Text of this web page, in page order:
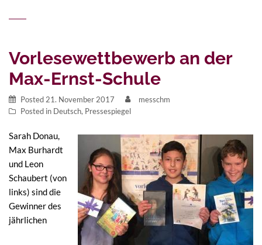
Vorlesewettbewerb an der
Max-Ernst-Schule
Posted 21. November 2017
messchm
Posted in Deutsch, Pressespiegel
Sarah Donau,
Max Burhardt
und Leon
Schaubert (von
links) sind die
Gewinner des
jährlichen